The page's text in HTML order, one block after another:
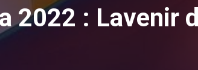
2022 : Lavenir